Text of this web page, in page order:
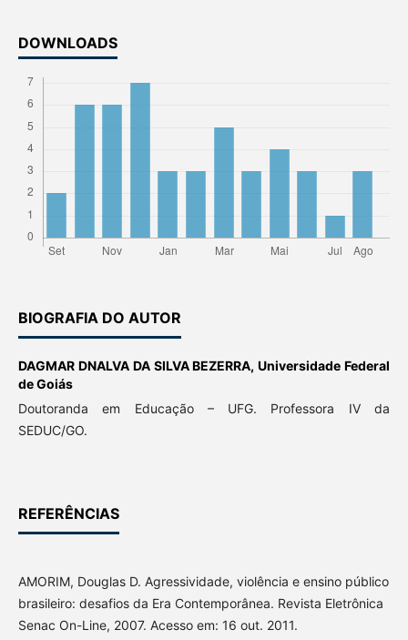
DOWNLOADS
BIOGRAFIA DO AUTOR
DAGMAR DNALVA DA SILVA BEZERRA,Universidade Federal
de Goiás
Doutoranda em Educação – UFG. Professora IV da
SEDUC/GO.
REFERÊNCIAS
AMORIM, Douglas D. Agressividade, violência e ensino público
brasileiro: desafios da Era Contemporânea. Revista Eletrônica
Senac On-Line, 2007. Acesso em: 16 out. 2011.